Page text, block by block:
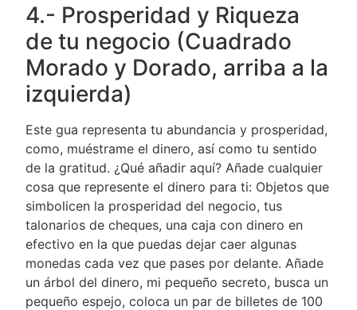
4.- Prosperidad y Riqueza
de tu negocio (Cuadrado
Morado y Dorado, arriba a la
izquierda)
Este gua representa tu abundancia y prosperidad,
como, muéstrame el dinero, así como tu sentido
de la gratitud. ¿Qué añadir aquí? Añade cualquier
cosa que represente el dinero para ti: Objetos que
simbolicen la prosperidad del negocio, tus
talonarios de cheques, una caja con dinero en
efectivo en la que puedas dejar caer algunas
monedas cada vez que pases por delante. Añade
un árbol del dinero, mi pequeño secreto, busca un
pequeño espejo, coloca un par de billetes de 100